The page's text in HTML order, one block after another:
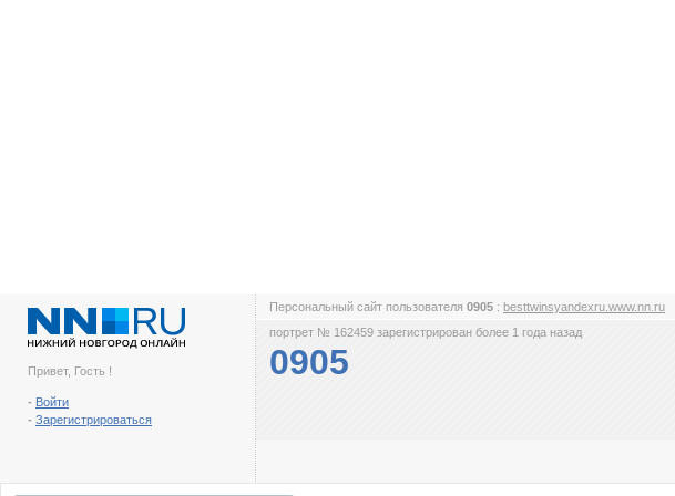
Привет, Гость !
- Войти
- Зарегистрироваться
Персональный сайт пользователя 0905 : besttwinsyandexru.www.nn.ru
портрет № 162459 зарегистрирован более 1 года назад
0905